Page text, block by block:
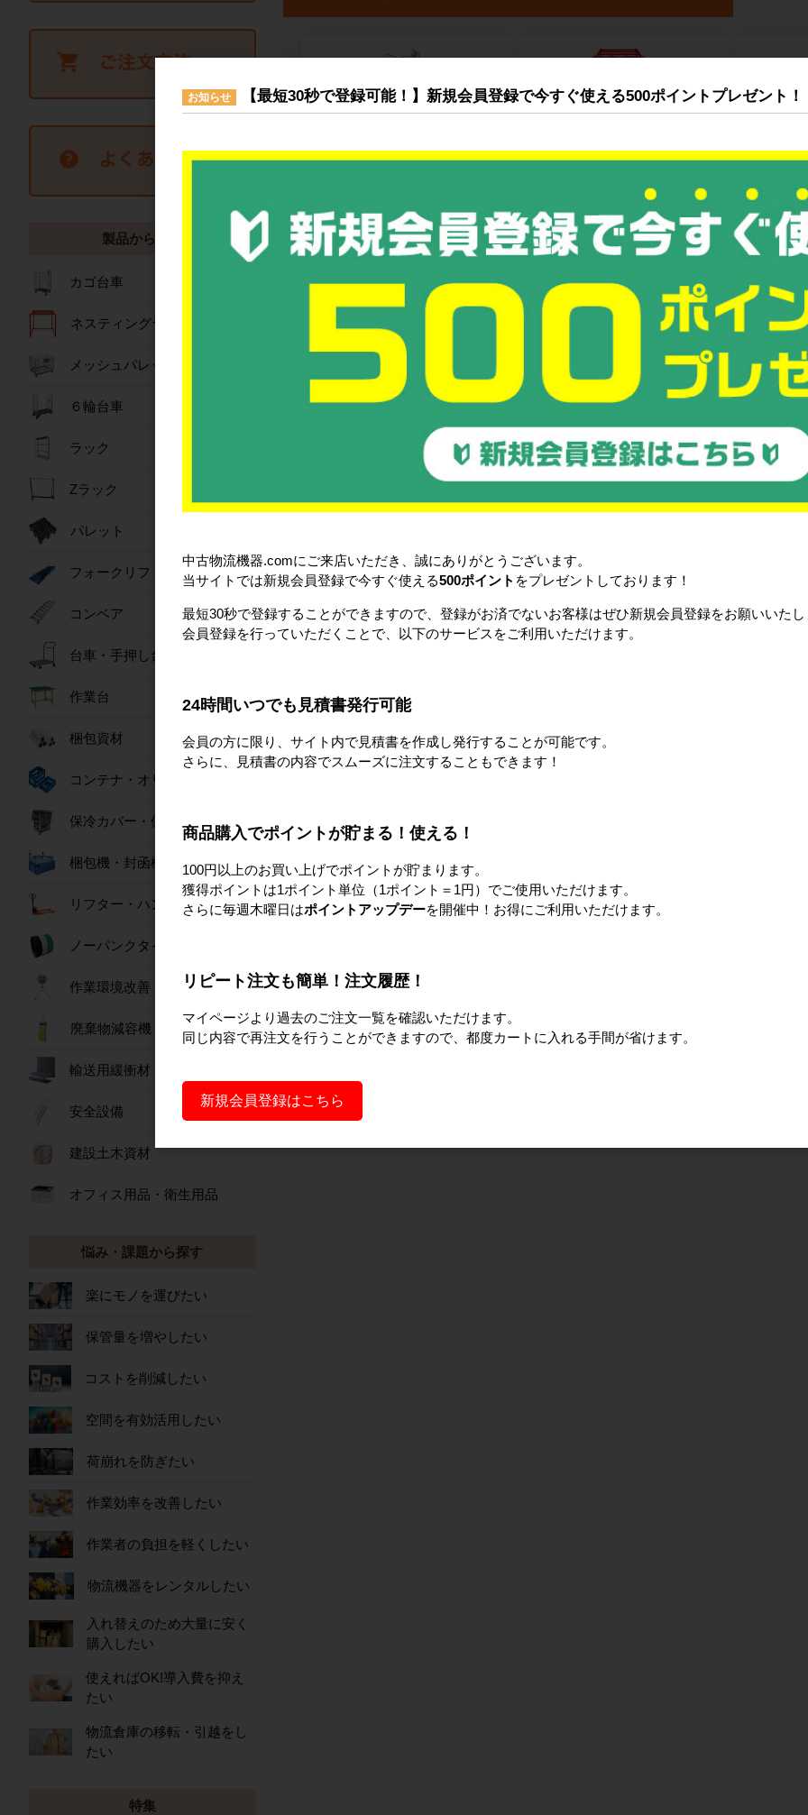
ラック Zラック
台車・手押し台車 リフ
作業環境改善 廃棄物減容機
製品から探す
カゴ台車
ネスティングラック
メッシュパレット
６輪台車
ラック
Zラック
パレット
フォークリフトスロープ
コンベア
台車・手押し台車
作業台
梱包資材
コンテナ・オリコン
保冷カバー・保冷ボックス
梱包機・封函機
リフター・ハンドパレット
ノーパンクタイヤ
作業環境改善
廃棄物減容機
輸送用緩衝材
安全設備
建設土木資材
オフィス用品・衛生用品
悩み・課題から探す
楽にモノを運びたい
保管量を増やしたい
コストを削減したい
空間を有効活用したい
荷崩れを防ぎたい
作業効率を改善したい
作業者の負担を軽くしたい
物流機器をレンタルしたい
入れ替えのため大量に安く
購入したい
使えればOK!導入費を抑え
たい
物流倉庫の移転・引越をし
たい
特集
お知らせ 【最短30秒で登録可能！】新規会員登録で今すぐ使える500ポイントプレゼント！
中古物流機器.comにご来店いただき、誠にありがとうございます。
当サイトでは新規会員登録で今すぐ使える500ポイント をプレゼントしております！
最短30秒で登録することができますので、登録がお済でないお客様はぜひ新規会員登録をお願いいた
会員登録を行っていただくことで、以下のサービスをご利用いただけます。
24時間いつでも見積書発行可能
会員の方に限り、サイト内で見積書を作成し発行することが可能です。
さらに、見積書の内容でスムーズに注文することもできます！
商品購入でポイントが貯まる！使える！
100円以上のお買い上げでポイントが貯まります。
獲得ポイントは1ポイント単位（1ポイント＝1円）でご使用いただけます。
さらに毎週木曜日はポイントアップデーを開催中！お得にご利用いただけます。
リピート注文も簡単！注文履歴！
マイページより過去のご注文一覧を確認いただけます。
同じ内容で再注文を行うことができますので、都度カートに入れる手間が省けます。
新規会員登録はこちら